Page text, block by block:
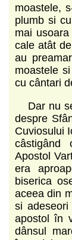
moastele,
plumb si
mai
cale atât
au
moastele
cu cântari
Dar nu
despre
Cuviosului
câstigând
Apostol
era
biserica
aceea din
si
apostol în
dânsul